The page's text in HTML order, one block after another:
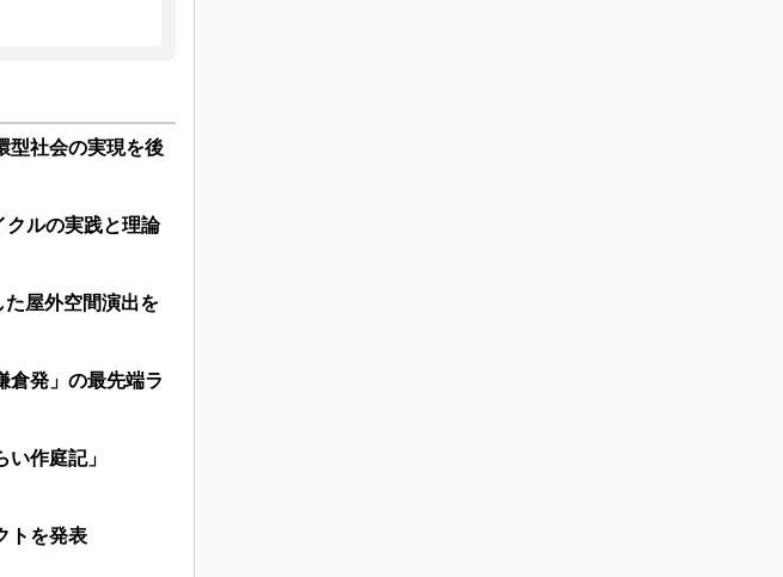
型社会の実現を後
ルの実践と理論
屋外空間演出を
倉発」の最先端ラ
作庭記」
トを発表